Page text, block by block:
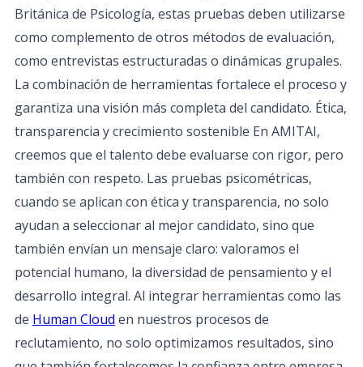
Británica de Psicología, estas pruebas deben utilizarse
como complemento de otros métodos de evaluación,
como entrevistas estructuradas o dinámicas grupales.
La combinación de herramientas fortalece el proceso y
garantiza una visión más completa del candidato. Ética,
transparencia y crecimiento sostenible En AMITAI,
creemos que el talento debe evaluarse con rigor, pero
también con respeto. Las pruebas psicométricas,
cuando se aplican con ética y transparencia, no solo
ayudan a seleccionar al mejor candidato, sino que
también envían un mensaje claro: valoramos el
potencial humano, la diversidad de pensamiento y el
desarrollo integral. Al integrar herramientas como las
de Human Cloud en nuestros procesos de
reclutamiento, no solo optimizamos resultados, sino